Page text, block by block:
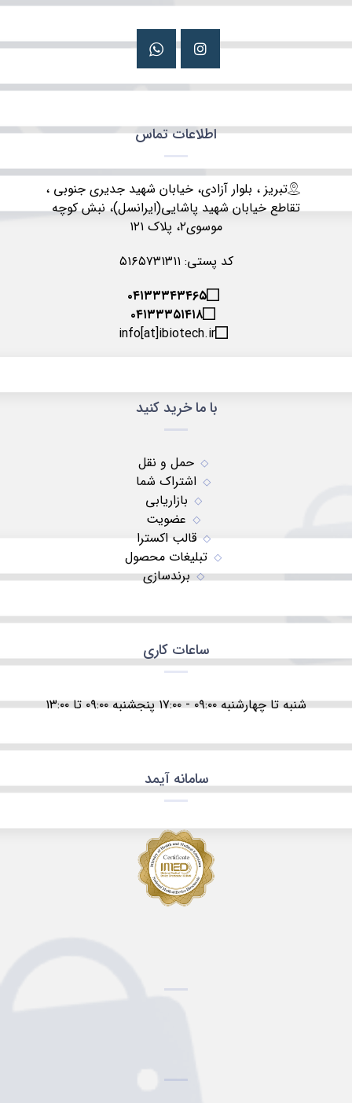
اطلاعات تماس
تبریز ، بلوار آزادی، خیابان شهید جدیری جنوبی ،
تقاطع خیابان شهید پاشایی(ایرانسل)، نبش کوچه
موسوی۲، پلاک ۱۲۱
کد پستی: ۵۱۶۵۷۳۱۳۱۱
۰۴۱۳۳۳۴۳۴۶۵
۰۴۱۳۳۳۵۱۴۱۸
info[at]ibiotech.ir
با ما خرید کنید
حمل و نقل
اشتراک شما
بازاریابی
عضویت
قالب اکسترا
تبلیغات محصول
برندسازی
ساعات کاری
شنبه تا چهارشنبه ۰۹:۰۰ - ۱۷:۰۰ پنجشنبه ۰۹:۰۰ تا ۱۳:۰۰
سامانه آیمد